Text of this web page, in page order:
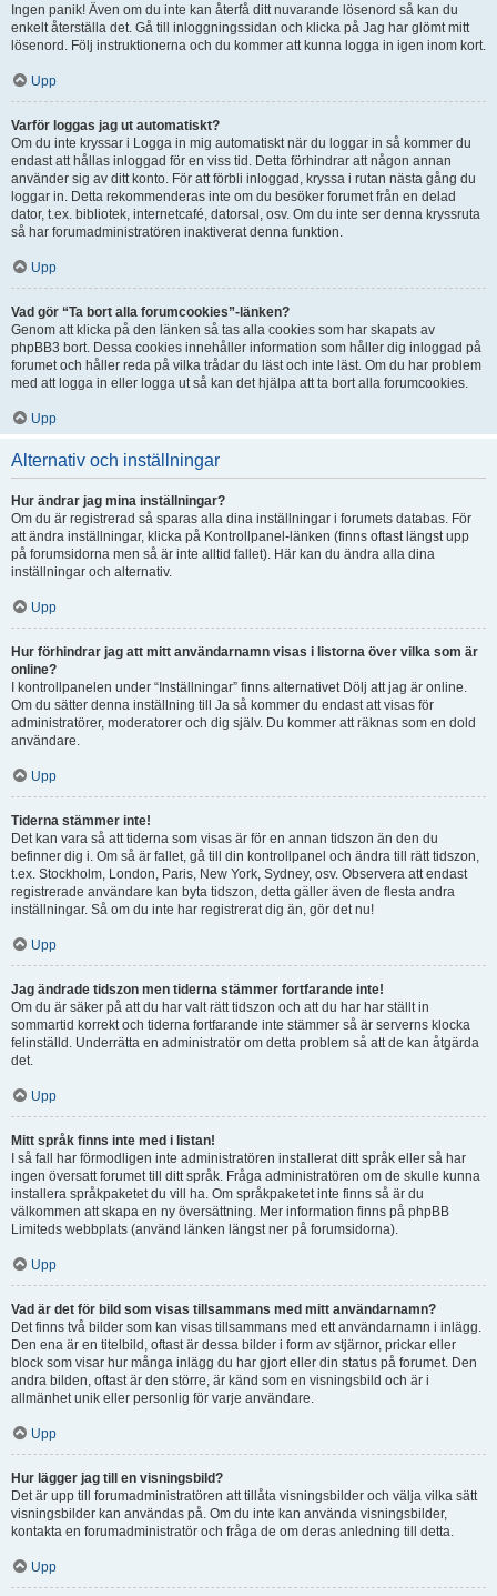
Ingen panik! Även om du inte kan återfå ditt nuvarande lösenord så kan du
enkelt återställa det. Gå till inloggningssidan och klicka på Jag har glömt mitt
lösenord. Följ instruktionerna och du kommer att kunna logga in igen inom kort.
Upp
Varför loggas jag ut automatiskt?
Om du inte kryssar i Logga in mig automatiskt när du loggar in så kommer du
endast att hållas inloggad för en viss tid. Detta förhindrar att någon annan
använder sig av ditt konto. För att förbli inloggad, kryssa i rutan nästa gång du
loggar in. Detta rekommenderas inte om du besöker forumet från en delad
dator, t.ex. bibliotek, internetcafé, datorsal, osv. Om du inte ser denna kryssruta
så har forumadministratören inaktiverat denna funktion.
Upp
Vad gör “Ta bort alla forumcookies”-länken?
Genom att klicka på den länken så tas alla cookies som har skapats av
phpBB3 bort. Dessa cookies innehåller information som håller dig inloggad på
forumet och håller reda på vilka trådar du läst och inte läst. Om du har problem
med att logga in eller logga ut så kan det hjälpa att ta bort alla forumcookies.
Upp
Alternativ och inställningar
Hur ändrar jag mina inställningar?
Om du är registrerad så sparas alla dina inställningar i forumets databas. För
att ändra inställningar, klicka på Kontrollpanel-länken (finns oftast längst upp
på forumsidorna men så är inte alltid fallet). Här kan du ändra alla dina
inställningar och alternativ.
Upp
Hur förhindrar jag att mitt användarnamn visas i listorna över vilka som är
online?
I kontrollpanelen under “Inställningar” finns alternativet Dölj att jag är online.
Om du sätter denna inställning till Ja så kommer du endast att visas för
administratörer, moderatorer och dig själv. Du kommer att räknas som en dold
användare.
Upp
Tiderna stämmer inte!
Det kan vara så att tiderna som visas är för en annan tidszon än den du
befinner dig i. Om så är fallet, gå till din kontrollpanel och ändra till rätt tidszon,
t.ex. Stockholm, London, Paris, New York, Sydney, osv. Observera att endast
registrerade användare kan byta tidszon, detta gäller även de flesta andra
inställningar. Så om du inte har registrerat dig än, gör det nu!
Upp
Jag ändrade tidszon men tiderna stämmer fortfarande inte!
Om du är säker på att du har valt rätt tidszon och att du har har ställt in
sommartid korrekt och tiderna fortfarande inte stämmer så är serverns klocka
felinställd. Underrätta en administratör om detta problem så att de kan åtgärda
det.
Upp
Mitt språk finns inte med i listan!
I så fall har förmodligen inte administratören installerat ditt språk eller så har
ingen översatt forumet till ditt språk. Fråga administratören om de skulle kunna
installera språkpaketet du vill ha. Om språkpaketet inte finns så är du
välkommen att skapa en ny översättning. Mer information finns på phpBB
Limiteds webbplats (använd länken längst ner på forumsidorna).
Upp
Vad är det för bild som visas tillsammans med mitt användarnamn?
Det finns två bilder som kan visas tillsammans med ett användarnamn i inlägg.
Den ena är en titelbild, oftast är dessa bilder i form av stjärnor, prickar eller
block som visar hur många inlägg du har gjort eller din status på forumet. Den
andra bilden, oftast är den större, är känd som en visningsbild och är i
allmänhet unik eller personlig för varje användare.
Upp
Hur lägger jag till en visningsbild?
Det är upp till forumadministratören att tillåta visningsbilder och välja vilka sätt
visningsbilder kan användas på. Om du inte kan använda visningsbilder,
kontakta en forumadministratör och fråga de om deras anledning till detta.
Upp